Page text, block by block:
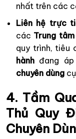
nhất trên các
Liên hệ trực
các Trung
quy trình, tiêu
hành đang
chuyên dùng
4. Tầm
Thủ Quy
Chuyên